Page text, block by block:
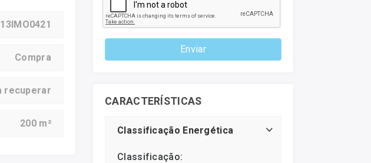
Compra
recuperar
200 m²
Enviar
CARACTERÍSTICAS
Classificação Energética
Classificação: